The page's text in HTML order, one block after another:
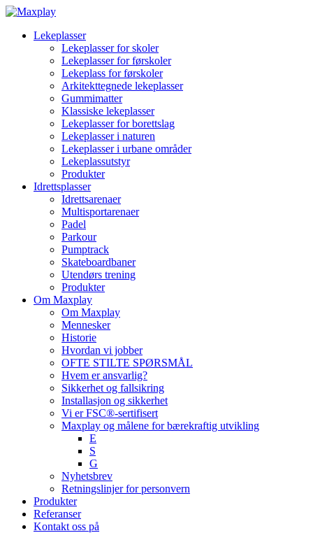
Lekeplasser
Lekeplasser for skoler
Lekeplasser for førskoler
Lekeplass for førskoler
Arkitekttegnede lekeplasser
Gummimatter
Klassiske lekeplasser
Lekeplasser for borettslag
Lekeplasser i naturen
Lekeplasser i urbane områder
Lekeplassutstyr
Produkter
Idrettsplasser
Idrettsarenaer
Multisportarenaer
Padel
Parkour
Pumptrack
Skateboardbaner
Utendørs trening
Produkter
Om Maxplay
Om Maxplay
Mennesker
Historie
Hvordan vi jobber
OFTE STILTE SPØRSMÅL
Hvem er ansvarlig?
Sikkerhet og fallsikring
Installasjon og sikkerhet
Vi er FSC®-sertifisert
Maxplay og målene for bærekraftig utvikling
E
S
G
Nyhetsbrev
Retningslinjer for personvern
Produkter
Referanser
Kontakt oss på